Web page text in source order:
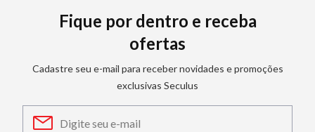
Fique por dentro e receba
ofertas
Cadastre seu e-mail para receber novidades e promoções
exclusivas Seculus